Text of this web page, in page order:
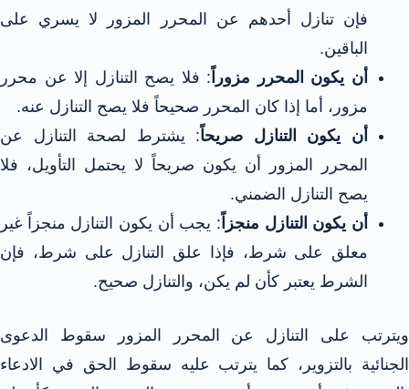
فإن تنازل أحدهم عن المحرر المزور لا يسري على
الباقين.
أن يكون المحرر مزوراً : فلا يصح التنازل إلا عن محرر
مزور، أما إذا كان المحرر صحيحاً فلا يصح التنازل عنه.
أن يكون التنازل صريحاً: يشترط لصحة التنازل عن
المحرر المزور أن يكون صريحاً لا يحتمل التأويل، فلا
يصح التنازل الضمني.
أن يكون التنازل منجزاً : يجب أن يكون التنازل منجزاً غير
معلق على شرط، فإذا علق التنازل على شرط، فإن
الشرط يعتبر كأن لم يكن، والتنازل صحيح.
ويترتب على التنازل عن المحرر المزور سقوط الدعوى
الجنائية بالتزوير، كما يترتب عليه سقوط الحق في الادعاء